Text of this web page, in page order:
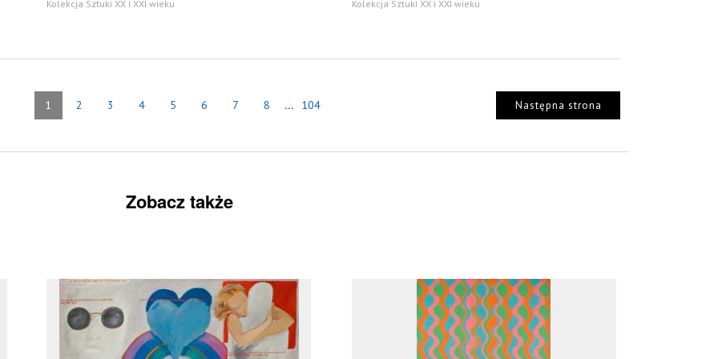
Kolekcja Sztuki XX i XXI wieku Kolekcja Sztuki XX i XXI wieku
1 2 3 4 5 6 7 8 ... 104 Następna strona
Zobacz także